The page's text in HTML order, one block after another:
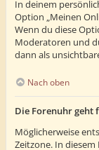
In deinem
Option „Meinen
Wenn du diese
Moderatoren und
dann als
Nach oben
Die Forenuhr geht
Möglicherweise
Zeitzone. In diesem